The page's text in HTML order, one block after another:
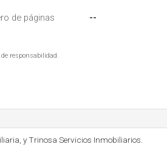
de páginas --
responsabilidad.
y Trinosa Servicios Inmobiliarios.